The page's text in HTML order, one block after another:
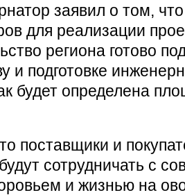
заявил о том,
для реализации
региона готово
и подготовке
будет определена
поставщики и
сотрудничать с
и жизнью на